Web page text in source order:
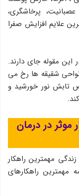
پرخاشگری،
علایم افزایش صفرا
مقوله جای دارند.
شقیقه ها رخ می
تابش نور خورشید و
موثر در درمان
مهمترین راهکار
راهکارهای